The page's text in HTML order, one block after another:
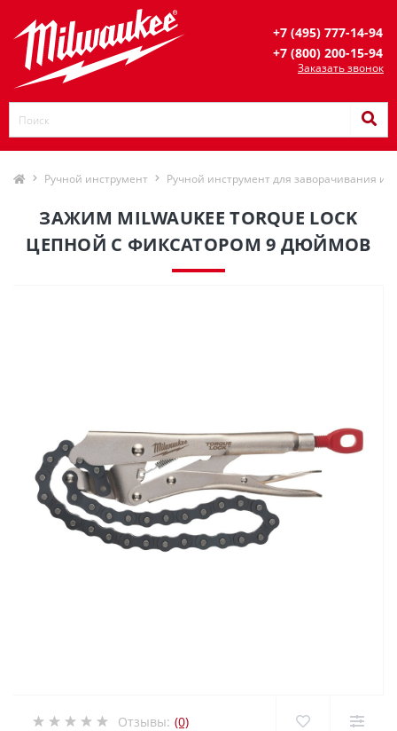
+7 (495) 777-14-94
+7 (800) 200-15-94
Заказать звонок
Ручной инструмент Ручной инструмент для заворачивания и
ЗАЖИМ MILWAUKEE TORQUE LOCK
ЦЕПНОЙ С ФИКСАТОРОМ 9 ДЮЙМОВ
Отзывы: (0)